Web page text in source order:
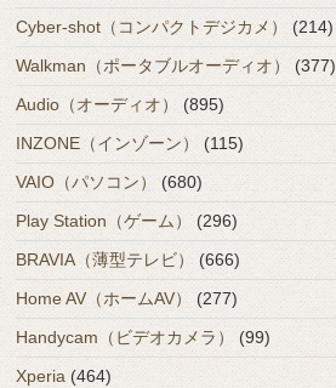
Cyber-shot（コンパクトデジカメ）
(214)
Walkman（ポータブルオーディオ）
(377)
Audio（オーディオ）
(895)
INZONE（インゾーン）
(115)
VAIO（パソコン）
(680)
Play Station（ゲーム）
(296)
BRAVIA（薄型テレビ） (666)
Home AV（ホームAV） (277)
Handycam（ビデオカメラ）
(99)
Xperia (464)